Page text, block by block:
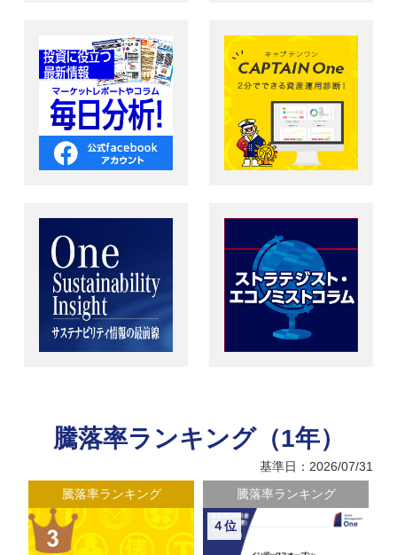
騰落率ランキング（1年）
基準日：2026/07/31
騰落率ランキング 騰落率ランキング
４位